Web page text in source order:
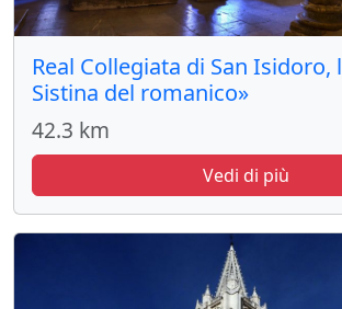
Real Collegiata di San Isidoro,
Sistina del romanico»
42.3 km
Vedi di più